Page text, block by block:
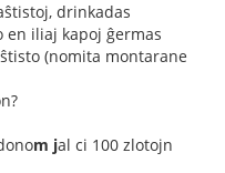
drinkadas
iliaj kapoj ĝermas
(nomita montarane
m jal ci 100 zlotojn